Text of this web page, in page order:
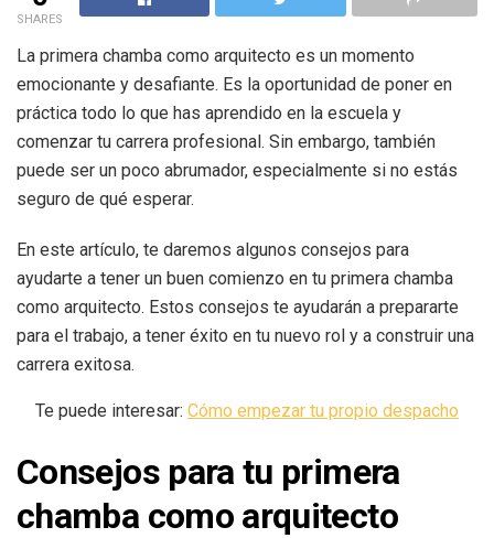
SHARES
La primera chamba como arquitecto es un momento
emocionante y desafiante. Es la oportunidad de poner en
práctica todo lo que has aprendido en la escuela y
comenzar tu carrera profesional. Sin embargo, también
puede ser un poco abrumador, especialmente si no estás
seguro de qué esperar.
En este artículo, te daremos algunos consejos para
ayudarte a tener un buen comienzo en tu primera chamba
como arquitecto. Estos consejos te ayudarán a prepararte
para el trabajo, a tener éxito en tu nuevo rol y a construir una
carrera exitosa.
Te puede interesar: Cómo empezar tu propio despacho
Consejos para tu primera
chamba como arquitecto